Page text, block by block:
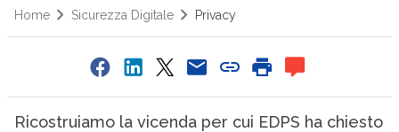
Home Sicurezza Digitale Privacy
Ricostruiamo la vicenda per cui EDPS ha chiesto